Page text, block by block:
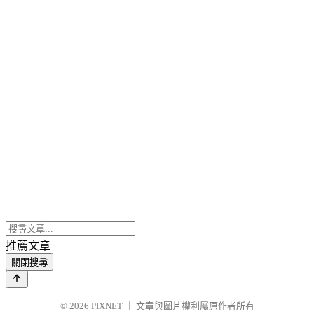
推薦文章
關閉搜尋
© 2026 PIXNET 文章與圖片權利屬原作者所有